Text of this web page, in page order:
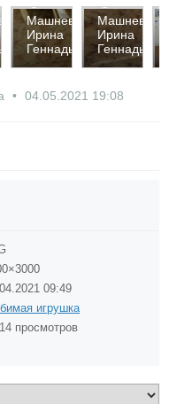
2209
0
0
Машнева
Ирина
Геннадьевна
2443
0
0
Машнева
Ирина
Геннадьевна
04.05.2021 19:08
09:49
игрушка
просмотров